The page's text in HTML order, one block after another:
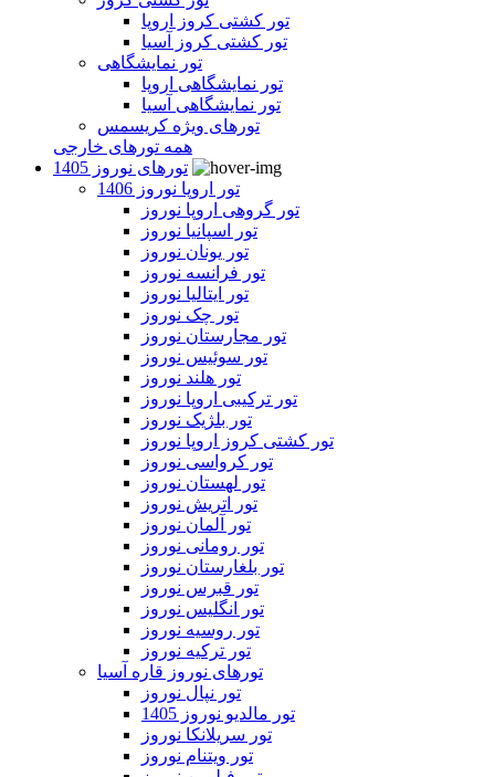
تور کشتی کروز اروپا
تور کشتی کروز آسیا
تور نمایشگاهی
تور نمایشگاهی اروپا
تور نمایشگاهی آسیا
تورهای ویژه کریسمس
همه تورهای خارجی
تورهای نوروز 1405
تور اروپا نوروز 1406
تور گروهی اروپا نوروز
تور اسپانیا نوروز
تور یونان نوروز
تور فرانسه نوروز
تور ایتالیا نوروز
تور چک نوروز
تور مجارستان نوروز
تور سوئیس نوروز
تور هلند نوروز
تور ترکیبی اروپا نوروز
تور بلژیک نوروز
تور کشتی کروز اروپا نوروز
تور کرواسی نوروز
تور لهستان نوروز
تور اتریش نوروز
تور آلمان نوروز
تور رومانی نوروز
تور بلغارستان نوروز
تور قبرس نوروز
تور انگلیس نوروز
تور روسیه نوروز
تور ترکیه نوروز
تورهای نوروز قاره آسیا
تور نپال نوروز
تور مالدیو نوروز 1405
تور سریلانکا نوروز
تور ویتنام نوروز